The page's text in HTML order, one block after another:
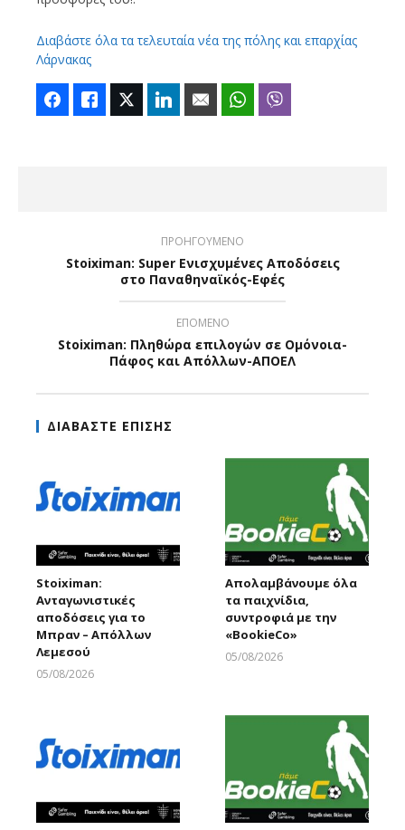
Διαβάστε όλα τα τελευταία νέα της πόλης και επαρχίας
Λάρνακας
FacebookLike Twitter LinkedIn Email WhatsApp
ΠΡΟΗΓΟΥΜΕΝΟ
Stoiximan: Super Ενισχυμένες Αποδόσεις
στο Παναθηναϊκός-Εφές
ΕΠΟΜΕΝΟ
Stoiximan: Πληθώρα επιλογών σε Ομόνοια-
Πάφος και Απόλλων-ΑΠΟΕΛ
ΔΙΑΒΑΣΤΕ ΕΠΙΣΗΣ
Stoiximan:
Ανταγωνιστικές
αποδόσεις για το
Μπραν – Απόλλων
Λεμεσού
05/08/2026
Απολαμβάνουμε όλα
τα παιχνίδια,
συντροφιά με την
«ΒοοkieCo»
05/08/2026